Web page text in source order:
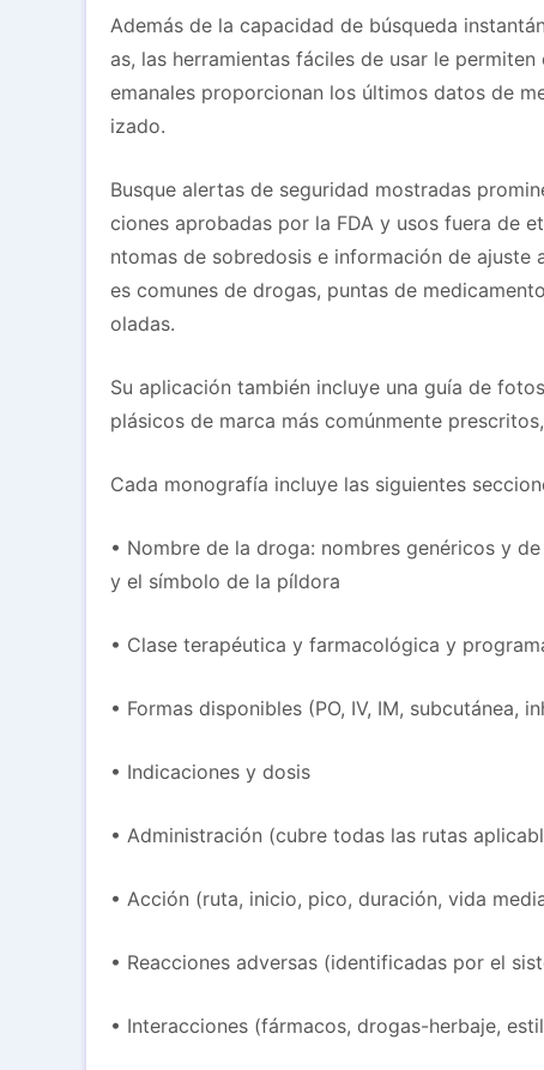
Además de la capacidad de búsqueda
as, las herramientas fáciles de usar le
emanales proporcionan los últimos datos de
izado.
Busque alertas de seguridad mostradas
ciones aprobadas por la FDA y usos fuera de
ntomas de sobredosis e información de ajuste
es comunes de drogas, puntas de
oladas.
Su aplicación también incluye una guía de
plásicos de marca más comúnmente
Cada monografía incluye las siguientes
• Nombre de la droga: nombres genéricos y
y el símbolo de la píldora
• Clase terapéutica y farmacológica y
• Formas disponibles (PO, IV, IM, subcutánea,
• Indicaciones y dosis
• Administración (cubre todas las rutas
• Acción (ruta, inicio, pico, duración, vida
• Reacciones adversas (identificadas por el
• Interacciones (fármacos, drogas-herbaje,